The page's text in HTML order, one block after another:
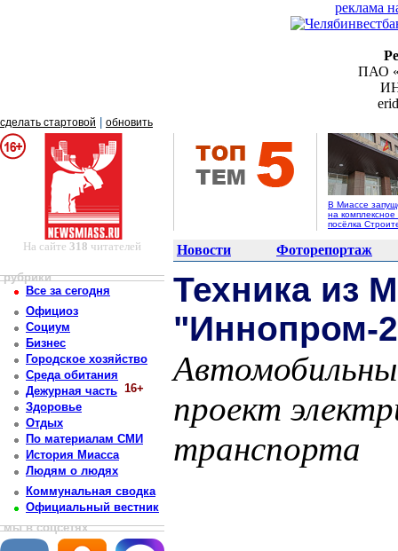
реклама
ПАО
сделать стартовой обновить
В Миассе
на комплексное
посёлка
На сайте 318 читателей Новости Фоторепортаж
рубрики
Все за сегодня
Официоз
Социум
Бизнес
Городское хозяйство
Среда обитания
Дежурная часть 16+
Здоровье
Отдых
По материалам СМИ
История Миасса
Людям о людях
Коммунальная сводка
Официальный вестник
мы в соцсетях
Техника из
"Иннопром-
проект
транспорта